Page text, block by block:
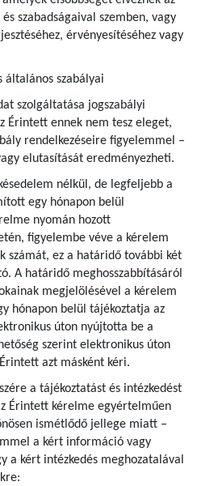
szabadságaival szemben, vagy
érvényesítéséhez vagy
szabályai
szolgáltatása jogszabályi
Érintett ennek nem tesz eleget,
rendelkezéseire figyelemmel –
elutasítását eredményezheti.
nélkül, de legfeljebb a
egy hónapon belül
nyomán hozott
figyelembe véve a kérelem
számát, ez a határidő további két
A határidő meghosszabbításáról
megjelölésével a kérelem
hónapon belül tájékoztatja az
úton nyújtotta be a
szerint elektronikus úton
azt másként kéri.
a tájékoztatást és intézkedést
Érintett kérelme egyértelműen
ismétlődő jellege miatt –
a kért információ vagy
a kért intézkedés meghozatalával